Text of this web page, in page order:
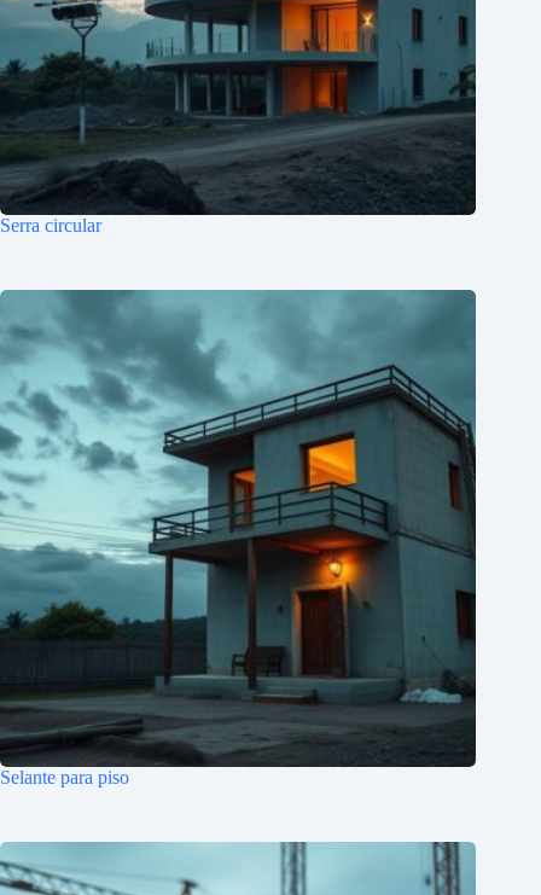
Serra circular
Selante para piso